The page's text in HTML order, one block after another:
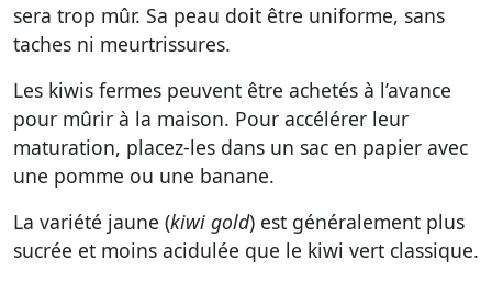
sera trop mûr. Sa peau doit être uniforme, sans
taches ni meurtrissures.
Les kiwis fermes peuvent être achetés à l’avance
pour mûrir à la maison. Pour accélérer leur
maturation, placez-les dans un sac en papier avec
une pomme ou une banane.
La variété jaune (kiwi gold) est généralement plus
sucrée et moins acidulée que le kiwi vert classique.